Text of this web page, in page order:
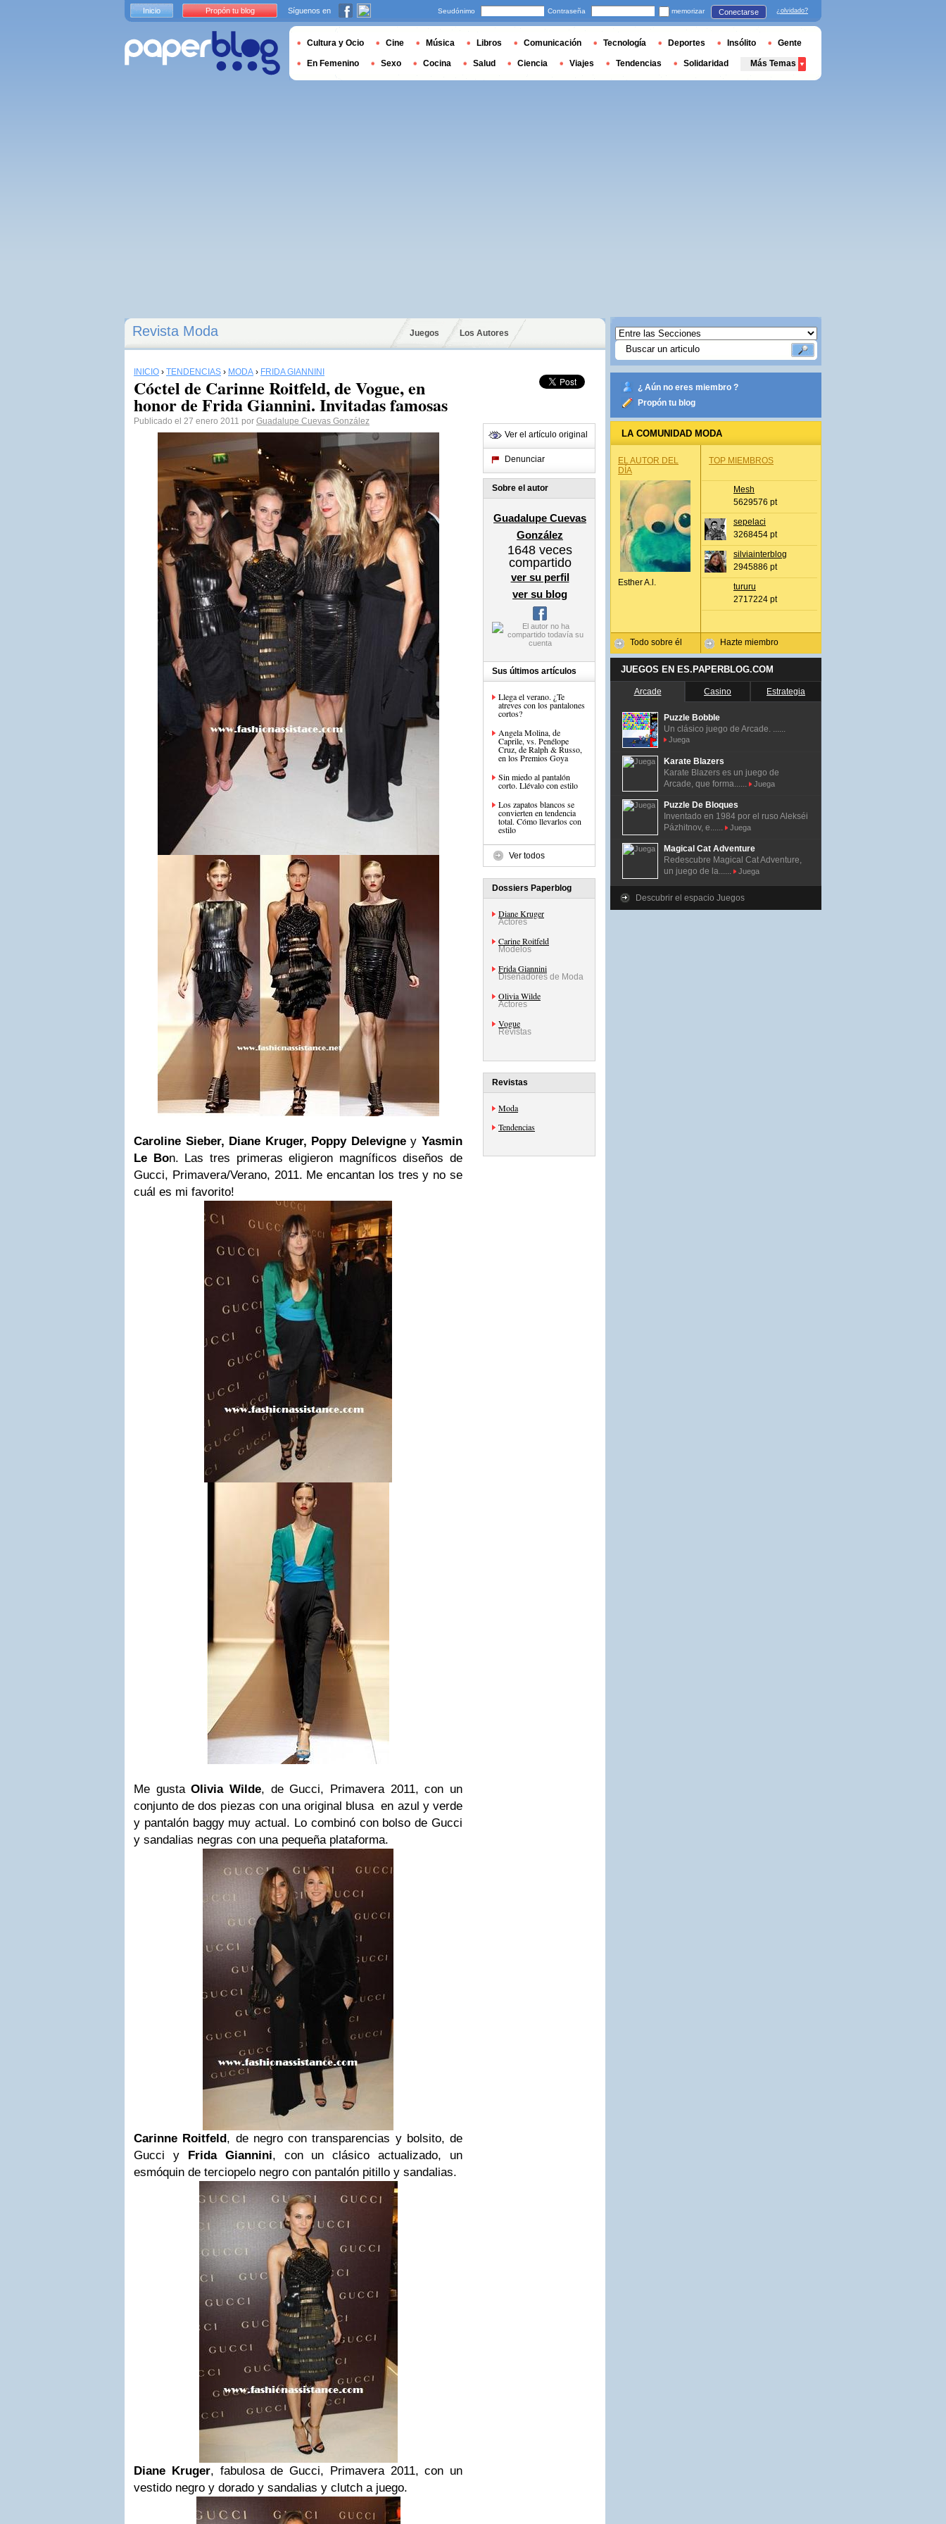
Revista Moda Juegos Los Autores
INICIO › TENDENCIAS › MODA › FRIDA GIANNINI
Cóctel de Carinne Roitfeld, de Vogue, en
honor de Frida Giannini. Invitadas famosas
Publicado el 27 enero 2011 por Guadalupe Cuevas González
Caroline Sieber, Diane Kruger, Poppy Delevigney Yasmin
Le Bon. Las tres primeras eligieron magníficos diseños de
Gucci, Primavera/Verano, 2011. Me encantan los tres y no se
cuál es mi favorito!
Me gustaOlivia Wilde, de Gucci, Primavera 2011, con un
conjunto de dos piezas con una original blusa en azul y verde
y pantalón baggy muy actual. Lo combinó con bolso de Gucci
y sandalias negras con una pequeña plataforma.
Carinne Roitfeld, de negro con transparencias y bolsito, de
Gucci y Frida Giannini, con un clásico actualizado, un
esmóquin de terciopelo negro con pantalón pitillo y sandalias.
Diane Kruger, fabulosa de Gucci, Primavera 2011, con un
vestido negro y dorado y sandalias y clutch a juego.
Ver el artículo original
Denunciar
Sobre el autor
Guadalupe Cuevas
González
1648 veces
compartido
ver su perfil
ver su blog
Sus últimos artículos
Llega el verano. ¿Te
atreves con los pantalones
cortos?
Angela Molina, de
Caprile, vs. Penélope
Cruz, de Ralph & Russo,
en los Premios Goya
Sin miedo al pantalón
corto. Llévalo con estilo
Los zapatos blancos se
convierten en tendencia
total. Cómo llevarlos con
estilo
Ver todos
Dossiers Paperblog
Diane Kruger
Actores
Carine Roitfeld
Modelos
Frida Giannini
Diseñadores de Moda
Olivia Wilde
Actores
Vogue
Revistas
Revistas
Moda
Tendencias
¿ Aún no eres miembro ?
Propón tu blog
LA COMUNIDAD MODA
EL AUTOR DEL
DÍA
Esther A.l.
Todo sobre él
TOP MIEMBROS
Mesh
5629576 pt
sepelaci
3268454 pt
silviainterblog
2945886 pt
tururu
2717224 pt
Hazte miembro
JUEGOS EN ES.PAPERBLOG.COM
Arcade Casino Estrategia
Puzzle Bobble
Un clásico juego de Arcade. ......
Juega
Karate Blazers
Karate Blazers es un juego de
Arcade, que forma......
Juega
Puzzle De Bloques
Inventado en 1984 por el ruso Alekséi
Pázhitnov, e......
Juega
Magical Cat Adventure
Redescubre Magical Cat Adventure,
un juego de la......
Juega
Descubrir el espacio Juegos
Inicio Propón tu blog Síguenos en Seudónimo Contraseña memorizar Conectarse ¿olvidado?
Cultura y Ocio Cine Música Libros Comunicación Tecnología Deportes Insólito Gente
En Femenino Sexo Cocina Salud Ciencia Viajes Tendencias Solidaridad Más Temas